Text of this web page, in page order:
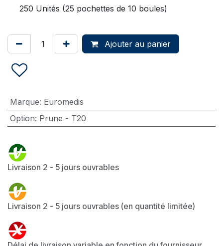
250 Unités (25 pochettes de 10 boules)
Ajouter au panier
Marque: Euromedis
Option: Prune - T20
Livraison 2 - 5 jours ouvrables
Livraison 2 - 5 jours ouvrables (en quantité limitée)